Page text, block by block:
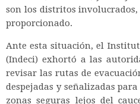
son los distritos involucrados,
proporcionado.
Ante esta situación, el
(Indeci) exhortó a las
revisar las rutas de
despejadas y señalizadas
zonas seguras lejos del